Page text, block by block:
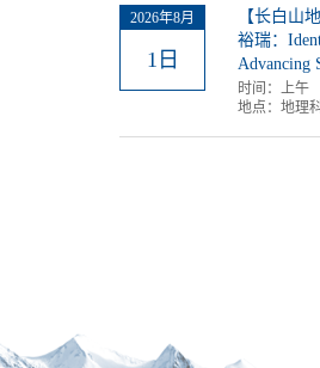
2026年8月
1日
【长白山
裕瑞：
Advancing
时间： 上午
地点： 地理